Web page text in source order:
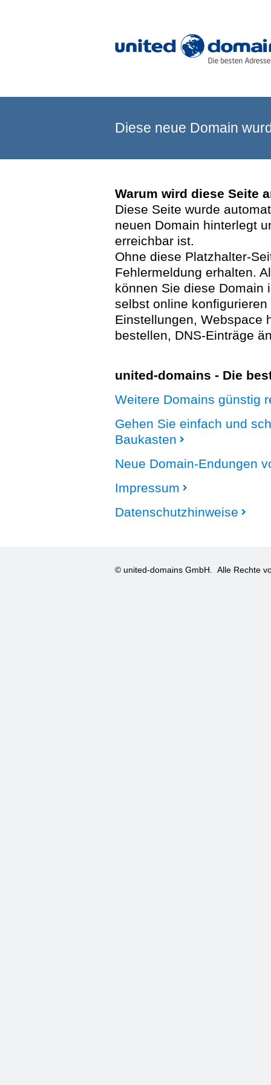
Diese neue Domain
Warum wird diese Seite
Diese Seite wurde
neuen Domain hinterlegt
erreichbar ist.
Ohne diese Platzhalter-
Fehlermeldung erhalten.
können Sie diese Domain
selbst online
Einstellungen, Webspace
bestellen, DNS-Einträge
united-domains - Die
Weitere Domains günstig
Gehen Sie einfach und
Baukasten
Neue Domain-Endungen
Impressum
Datenschutzhinweise
© united-domains GmbH. Alle Rechte